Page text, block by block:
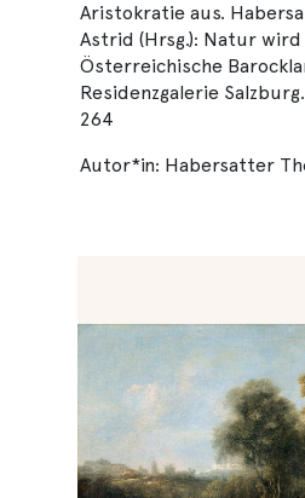
Aristokratie aus.
Astrid (Hrsg.): Natur wird
Österreichische
Residenzgalerie
264
Autor*in: Habersatter